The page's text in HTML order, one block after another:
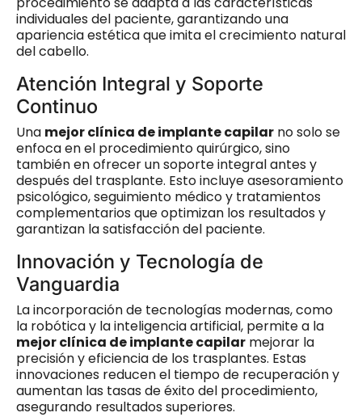
individuales del paciente, garantizando una
apariencia estética que imita el crecimiento natural
del cabello.
Atención Integral y Soporte
Continuo
Una mejor clínica de implante capilar no solo se
enfoca en el procedimiento quirúrgico, sino
también en ofrecer un soporte integral antes y
después del trasplante. Esto incluye asesoramiento
psicológico, seguimiento médico y tratamientos
complementarios que optimizan los resultados y
garantizan la satisfacción del paciente.
Innovación y Tecnología de
Vanguardia
La incorporación de tecnologías modernas, como
la robótica y la inteligencia artificial, permite a la
mejor clínica de implante capilar mejorar la
precisión y eficiencia de los trasplantes. Estas
innovaciones reducen el tiempo de recuperación y
aumentan las tasas de éxito del procedimiento,
asegurando resultados superiores.